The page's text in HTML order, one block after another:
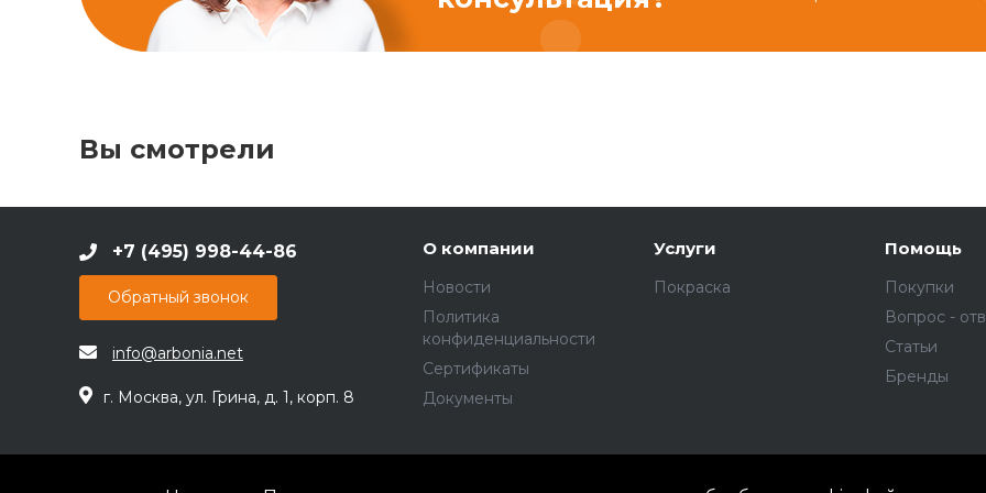
Вы смотрели
+7 (495) 998-44-86
Обратный звонок
info@arbonia.net
г. Москва, ул. Грина, д. 1, корп. 8
О компании
Новости
Политика
конфиденциальности
Сертификаты
Документы
Услуги
Покраска
Помощь
Покупки
Вопрос -
Статьи
Бренды